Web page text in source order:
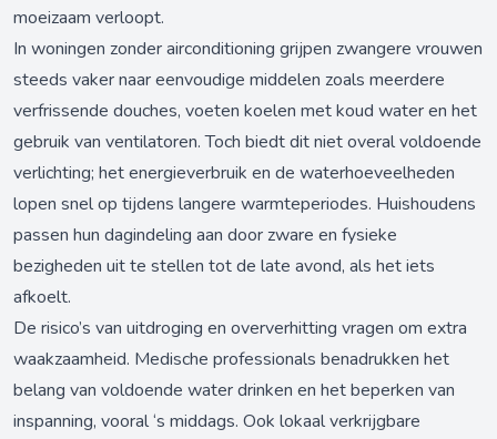
moeizaam verloopt.
In woningen zonder airconditioning grijpen zwangere vrouwen
steeds vaker naar eenvoudige middelen zoals meerdere
verfrissende douches, voeten koelen met koud water en het
gebruik van ventilatoren. Toch biedt dit niet overal voldoende
verlichting; het energieverbruik en de waterhoeveelheden
lopen snel op tijdens langere warmteperiodes. Huishoudens
passen hun dagindeling aan door zware en fysieke
bezigheden uit te stellen tot de late avond, als het iets
afkoelt.
De risico’s van uitdroging en oververhitting vragen om extra
waakzaamheid. Medische professionals benadrukken het
belang van voldoende water drinken en het beperken van
inspanning, vooral ‘s middags. Ook lokaal verkrijgbare